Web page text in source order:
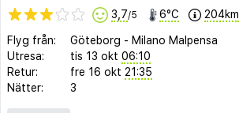
3,7/5 6°C 204km
Flyg från: Göteborg - Milano Malpensa
Utresa:
tis 13 okt 06:10
Retur:
fre 16 okt 21:35
Nätter:
3